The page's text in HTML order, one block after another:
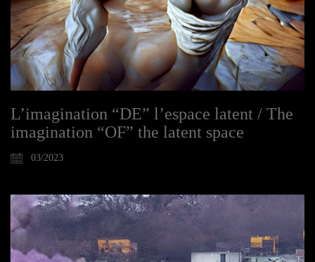
L’imagination “DE” l’espace latent / The
imagination “OF” the latent space
03/2023